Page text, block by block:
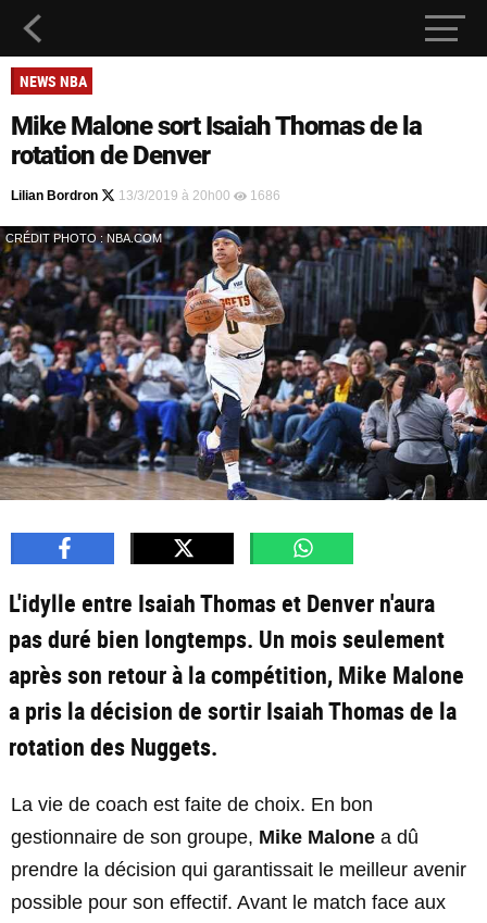
NEWS NBA
Mike Malone sort Isaiah Thomas de la
rotation de Denver
Lilian Bordron 13/3/2019 à 20h00 1686
CRÉDIT PHOTO : NBA.COM
L'idylle entre Isaiah Thomas et Denver n'aura
pas duré bien longtemps. Un mois seulement
après son retour à la compétition, Mike Malone
a pris la décision de sortir Isaiah Thomas de la
rotation des Nuggets.
La vie de coach est faite de choix. En bon
gestionnaire de son groupe, Mike Malone a dû
prendre la décision qui garantissait le meilleur avenir
possible pour son effectif. Avant le match face aux